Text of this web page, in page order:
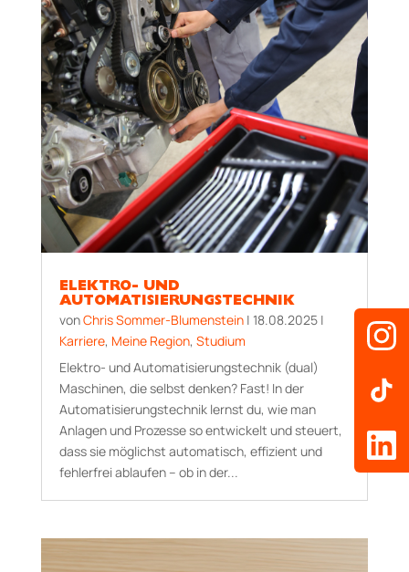
ELEKTRO- UND
AUTOMATISIERUNGSTECHNIK
vonChris Sommer-Blumenstein| 18.08.2025|
Karriere, Meine Region, Studium
Elektro- und Automatisierungstechnik (dual)
Maschinen, die selbst denken? Fast! In der
Automatisierungstechnik lernst du, wie man
Anlagen und Prozesse so entwickelt und steuert,
dass sie möglichst automatisch, effizient und
fehlerfrei ablaufen – ob in der...